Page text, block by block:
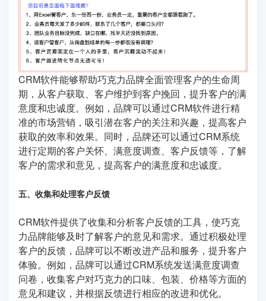
CRM软件能够帮助巧克力品牌全面管理客户的生命周
期，从客户获取、客户维护到客户挽回，提升客户的满
意度和忠诚度。例如，品牌可以通过CRM软件进行精
准的市场营销，吸引潜在客户的关注和兴趣，提高客户
获取的效率和效果。同时，品牌还可以通过CRM系统
进行定期的客户关怀、满意度调查、客户反馈等，了解
客户的需求和意见，提高客户的满意度和忠诚度。
五、收集和处理客户反馈
CRM软件提供了收集和分析客户反馈的工具，使巧克
力品牌能够及时了解客户的意见和需求。通过积极处理
客户的反馈，品牌可以不断改进产品和服务，提升客户
体验。例如，品牌可以通过CRM系统发送满意度调查
问卷，收集客户对巧克力的口味、包装、价格等方面的
意见和建议，并根据反馈进行相应的改进和优化。